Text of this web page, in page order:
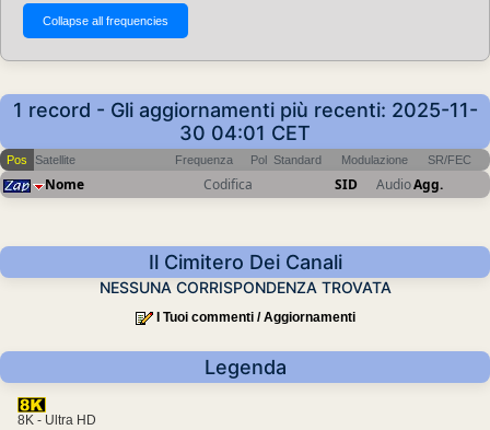
1 record - Gli aggiornamenti più recenti: 2025-11-
30 04:01 CET
Pos Satellite Frequenza Pol Standard Modulazione SR/FEC
Nome Codifica SID AudioAgg.
Il Cimitero Dei Canali
NESSUNA CORRISPONDENZA TROVATA
I Tuoi commenti / Aggiornamenti
Legenda
8K - Ultra HD